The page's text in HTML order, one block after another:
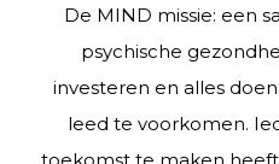
De MIND missie: een
psychische
investeren en alles
leed te voorkomen.